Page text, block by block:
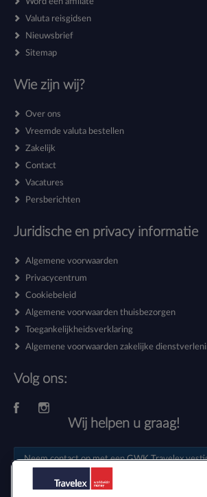
Valuta reisgidsen
Nieuwsbrief
Sitemap
Wie zijn wij?
Over ons
Vreemde valuta bestellen
Zakelijk
Contact
Vacatures
Persberichten
Juridische en privacy informatie
Algemene voorwaarden
Privacycentrum
Cookiebeleid
Algemene voorwaarden thuisbezorgen
Toegankelijkheidsverklaring
Algemene voorwaarden zakelijke
Volg ons:
Wij helpen u graag!
Neem contact op met eenGWK Travelex